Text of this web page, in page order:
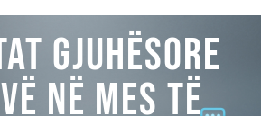
GJUHËSORE
NË MES TË